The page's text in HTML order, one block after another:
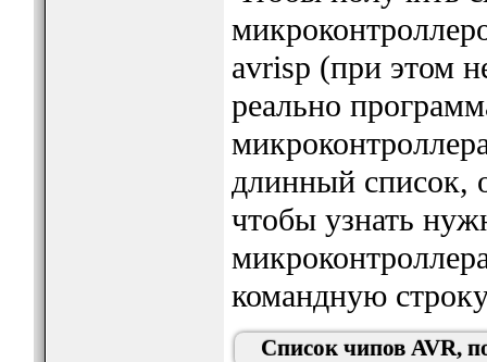
avrisp (при этом
реально
длинный список,
чтобы узнать
командную
Список чипов AVR,